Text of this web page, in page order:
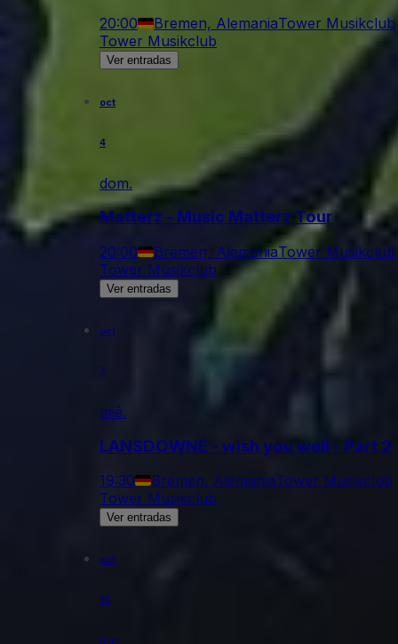
20:00 Bremen, AlemaniaTower Musikclub
Tower Musikclub
Ver entradas
oct
4
dom.
Matterz - Music Matterz Tour
20:00 Bremen, AlemaniaTower Musikclub
Tower Musikclub
Ver entradas
oct
7
mié.
LANSDOWNE - wish you well - Part 2
19:30 Bremen, AlemaniaTower Musikclub
Tower Musikclub
Ver entradas
oct
15